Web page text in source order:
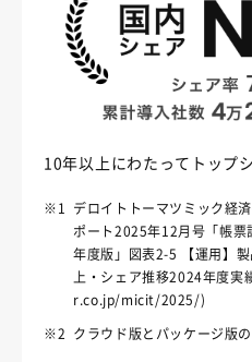
10年以上にわたってトップ
※1 デロイトトーマツミック経
ポート2025年12月号「帳
年度版」図表2-5 【運用】
上・シェア推移2024年度
r.co.jp/micit/2025/)
※2 クラウド版とパッケージ版